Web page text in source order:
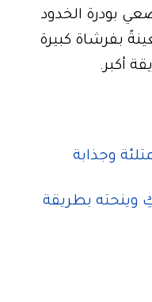
بودرة الخدود
بفرشاة كبيرة
أكبر.
وينحته بطريقة